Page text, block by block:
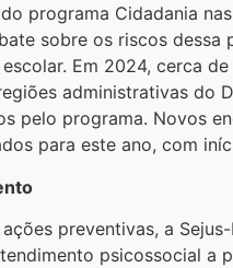
programa Cidadania
sobre os riscos dessa
Em 2024, cerca
administrativas do
pelo programa. Novos
para este ano, com
preventivas, a
psicossocial a